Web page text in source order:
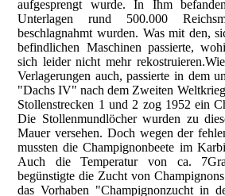
aufgesprengt wurde. In Ihm
Unterlagen rund 500.000
beschlagnahmt wurden. Was mit den,
befindlichen Maschinen passierte,
sich leider nicht mehr
Verlagerungen auch, passierte in dem
"Dachs IV" nach dem Zweiten
Stollenstrecken 1 und 2 zog 1952 ein
Die Stollenmundlöcher wurden zu
Mauer versehen. Doch wegen der
mussten die Champignonbeete im
Auch die Temperatur von ca.
begünstigte die Zucht von
das Vorhaben "Champignonzucht in